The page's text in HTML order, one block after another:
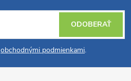
obchodnými podmienkami.
ODOBERAŤ